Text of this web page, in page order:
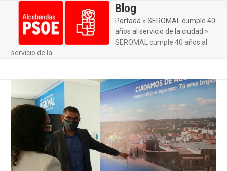
contentmobile
menu
mobile
menu
Blog
Portada »SEROMAL cumple 40
años al servicio de la ciudad »
SEROMAL cumple 40 años al
servicio de la…